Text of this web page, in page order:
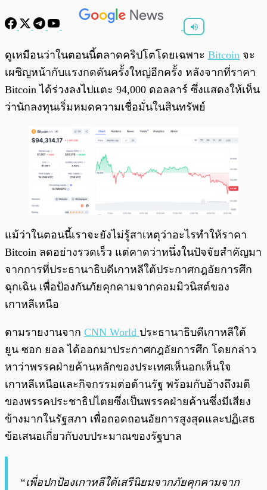
พร้อมเล่น
ดูเหมือนว่าในตอนนี้ตลาดคริปโตโดยเฉพาะ Bitcoin จะ
เผชิญหน้ากับแรงกดดันครั้งใหญ่อีกครั้ง หลังจากที่ราคา
Bitcoin ได้ร่วงลงไปแตะ 94,000 ดอลลาร์ ซึ่งแสดงให้เห็น
ว่านักลงทุนเริ่มหมดความเชื่อมั่นในสินทรัพย์
แม้ว่าในตอนนี้เราจะยังไม่รู้สาเหตุว่าอะไรทำให้ราคา
Bitcoin ลดอย่างรวดเร็ว แต่คาดว่าหนึ่งในปัจจัยสำคัญมา
จากการที่ประธานาธิบดีเกาหลีใต้ประกาศกฎอัยการศึก
ฉุกเฉิน เพื่อป้องกันภัยคุกคามจากคอมมิวนิสต์ของ
เกาหลีเหนือ
ตามรายงานจาก CNN World ประธานาธิบดีเกาหลีใต้
ยูน ซอก ยอล ได้ออกมาประกาศกฎอัยการศึก โดยกล่าว
หาว่าพรรคฝ่ายค้านหลักของประเทศเห็นอกเห็นใจ
เกาหลีเหนือและกิจกรรมต่อต้านรัฐ พร้อมกับอ้างถึงมติ
ของพรรคประชาธิปไตยซึ่งเป็นพรรคฝ่ายค้านซึ่งมีเสียง
ข้างมากในรัฐสภา เพื่อถอดถอนอัยการสูงสุดและปฏิเสธ
ข้อเสนอเกี่ยวกับงบประมาณของรัฐบาล
“เพื่อปกป้องเกาหลีใต้เสรีนิยมจากภัยคุกคามจาก